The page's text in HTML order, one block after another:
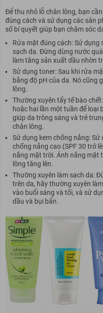
Để thu nhỏ lỗ chân lông, bạn
đúng cách và sử dụng các sản
số bí quyết giúp bạn chăm sóc
Rửa mặt đúng cách: Sử
sạch da. Đừng dùng nước
làm tăng sản xuất dầu nhờn
Sử dụng toner: Sau khi rửa
bằng độ pH của da. Nó cũng
lông.
Thường xuyên tẩy tế bào
hoặc hai lần một tuần để loại
giúp da trông sáng và trẻ
chân lông.
Sử dụng kem chống nắng:
chống nắng cao (SPF 30 trở
nắng mặt trời. Ánh nắng mặt
lông tăng lên.
Thường xuyên làm sạch da:
trên da, hãy thường xuyên
vào buổi sáng và tối, và sử
dầu và bụi bẩn.